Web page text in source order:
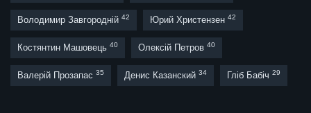
Володимир Завгородній 42 Юрий Христензен 42
Костянтин Машовець 40 Олексій Петров 40
Валерій Прозапас 35 Денис Казанский 34 Гліб Бабіч 29